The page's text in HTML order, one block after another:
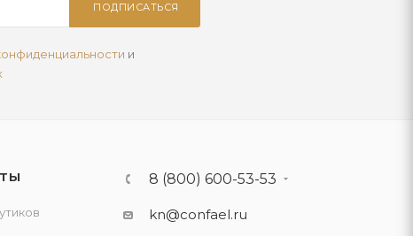
ПОДПИСАТЬСЯ
и
8 (800) 600-53-53
kn@confael.ru